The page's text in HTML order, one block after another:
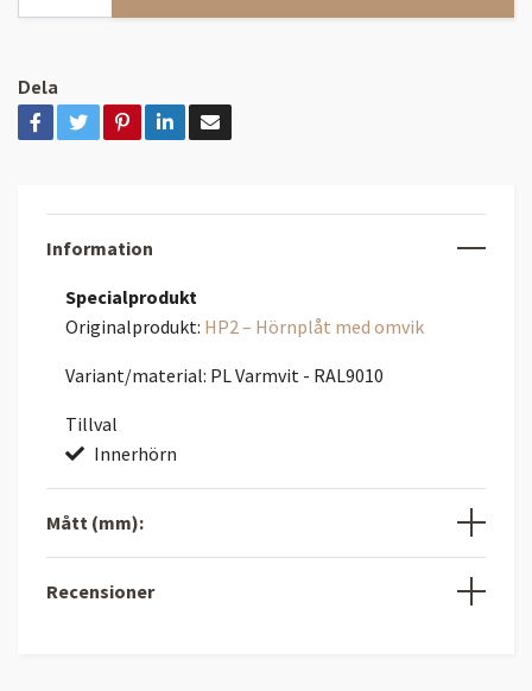
Dela
Information
Specialprodukt
Originalprodukt: HP2 – Hörnplåt med omvik
Variant/material: PL Varmvit - RAL9010
Tillval
Innerhörn
Mått (mm):
Recensioner